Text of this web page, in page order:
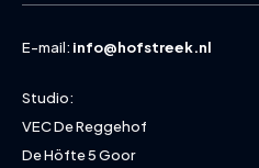
E-mail: info@hofstreek.nl
Studio:
VEC De Reggehof
De Höfte 5 Goor